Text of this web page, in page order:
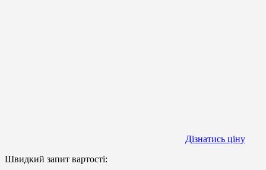
Дізнатись ціну
Швидкий запит вартості: